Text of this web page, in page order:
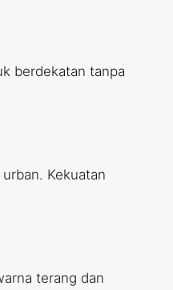
berdekatan tanpa
Kekuatan
terang dan